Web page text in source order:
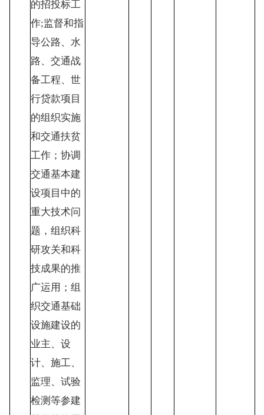
的招投标工
作;监督和指
导公路、水
路、交通战
备工程、世
行贷款项目
的组织实施
和交通扶贫
工作；协调
交通基本建
设项目中的
重大技术问
题，组织科
研攻关和科
技成果的推
广运用；组
织交通基础
设施建设的
业主、设
计、施工、
监理、试验
检测等参建